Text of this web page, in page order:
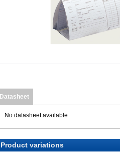
Datasheet
No datasheet available
Product variations